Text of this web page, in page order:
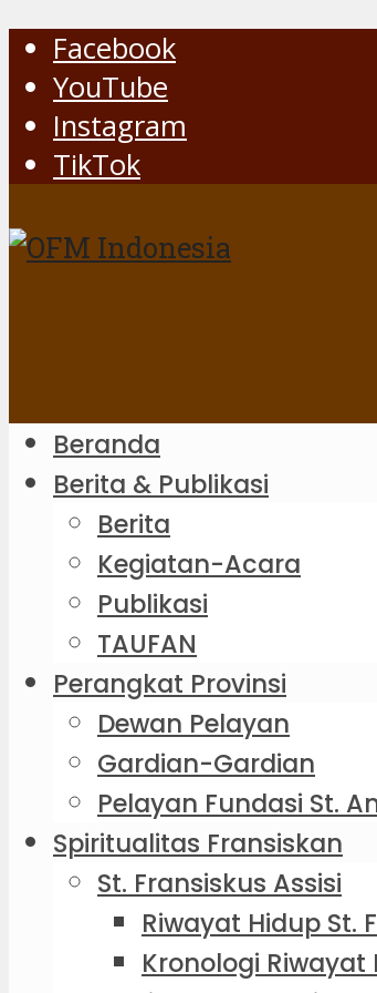
Facebook
YouTube
Instagram
TikTok
Beranda
Berita & Publikasi
Berita
Kegiatan-Acara
Publikasi
TAUFAN
Perangkat Provinsi
Dewan Pelayan
Gardian-Gardian
Pelayan Fundasi St.
Spiritualitas Fransiskan
St. Fransiskus Assisi
Riwayat Hidup St.
Kronologi Riwayat